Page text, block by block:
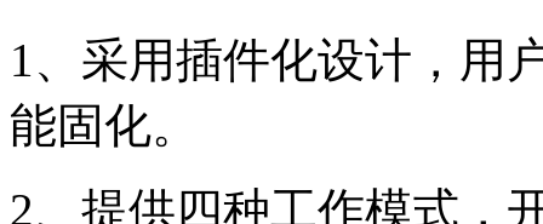
1、采用插件化设计，用
能固化。
2、提供四种工作模式，